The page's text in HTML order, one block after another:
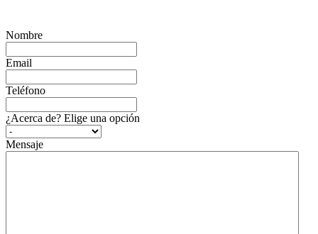
Nombre
Email
Teléfono
¿Acerca de? Elige una opción
Mensaje